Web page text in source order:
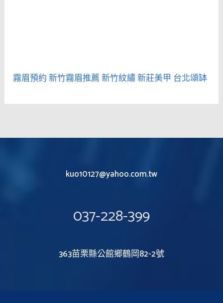
霧眉預約新竹霧眉推薦新竹紋繡新莊美甲 台北頌缽
kuo10127@yahoo.com.tw
037-228-399
363苗栗縣公館鄉鶴岡82-2號